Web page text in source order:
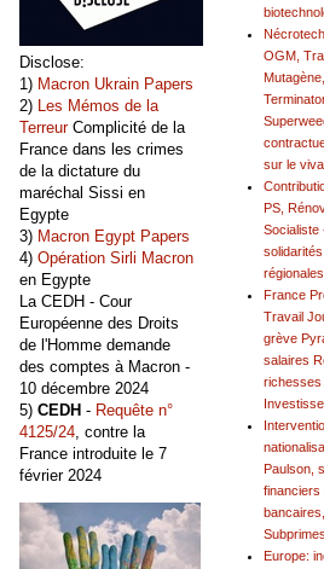
OGM,
Mutagène,
sur le
PS,
Socialiste
solidarités
France
Travail
grève
salaires
richesses
Paulson,
financiers
Subprimes
Europe:
Disclose:
1) Macron Ukrain Papers
2) Les Mémos de la
TerreurComplicité de la
France dans les crimes
de la dictature du
maréchal Sissi en
Egypte
3) Macron Egypt Papers
4) Opération Sirli Macron
en Egypte
La CEDH - Cour
Européenne des Droits
de l'Homme demande
des comptes à Macron -
10 décembre 2024
5) CEDH - Requête n°
4125/24, contre la
France introduite le 7
février 2024